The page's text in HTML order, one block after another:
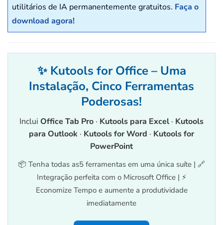
utilitários de IA permanentemente gratuitos. Faça o
download agora!
✨ Kutools for Office – Uma
Instalação, Cinco Ferramentas
Poderosas!
Inclui Office Tab Pro · Kutools para Excel · Kutools
para Outlook · Kutools for Word · Kutools for
PowerPoint
📦 Tenha todas as5 ferramentas em uma única suíte | 🔗
Integração perfeita com o Microsoft Office | ⚡
Economize Tempo e aumente a produtividade
imediatamente